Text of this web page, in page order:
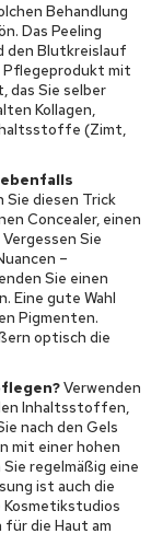
Behandlung
Das Peeling
den Blutkreislauf
Pflegeprodukt mit
das Sie selber
Kollagen,
(Zimt,
ebenfalls
Sie diesen Trick
Concealer, einen
Sie
–
Sie einen
Eine gute Wahl
Pigmenten.
optisch die
Verwenden
Inhaltsstoffen,
nach den Gels
mit einer hohen
regelmäßig eine
ist auch die
Kosmetikstudios
die Haut am